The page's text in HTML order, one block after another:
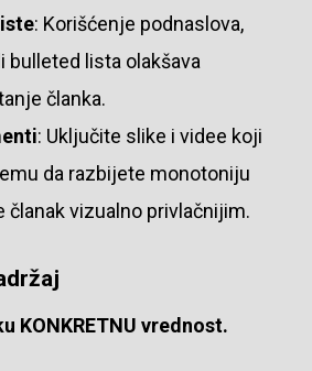
: Korišćenje podnaslova,
bulleted lista olakšava
članka.
: Uključite slike i videe koji
da razbijete monotoniju
članak vizualno privlačnijim.
KONKRETNU vrednost.